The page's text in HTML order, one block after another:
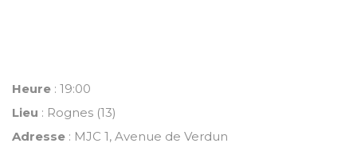
Heure : 19:00
Lieu : Rognes (13)
Adresse : MJC 1, Avenue de Verdun